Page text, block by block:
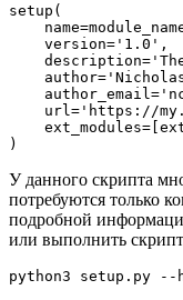
setup(
    version='1.0',
)
У данного скрипта
потребуются только
подробной
или выполнить
python3 setup.py --